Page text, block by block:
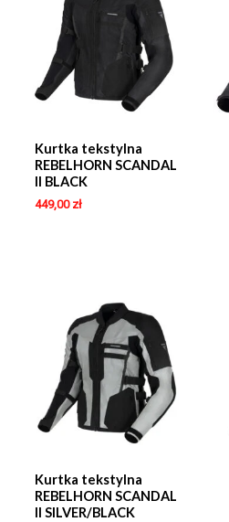
Kurtka tekstylna
REBELHORN SCANDAL
II BLACK
449,00 zł
Kurtka tekstylna
REBELHORN SCANDAL
II SILVER/BLACK